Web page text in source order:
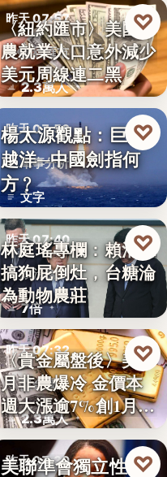
昨天 07:57
財經匯市
2.3萬人
〈紐約匯市〉美國非
農就業人口意外減少
美元周線連二黑
♡
昨天 07:50
軍事分析
文字
楊太源觀點：巨浪
越洋─中國劍指何
方﹖
♡
昨天 07:40
政治食安
7倍
林庭瑤專欄：賴清德
搞狗屁倒灶，台糖淪
為動物農莊
♡
昨天 07:32
貴金屬
2.3萬人
〈貴金屬盤後〉美7
月非農爆冷 金價本
週大漲逾7%創1月
來…
♡
昨天 07:30
美聯準會獨立性再
♡